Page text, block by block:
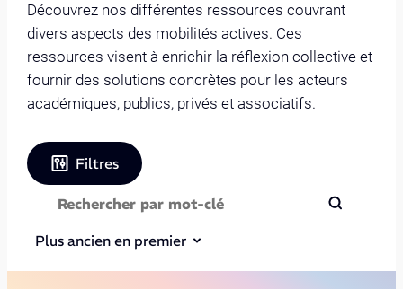
Découvrez nos différentes ressources couvrant
divers aspects des mobilités actives. Ces
ressources visent à enrichir la réflexion collective et
fournir des solutions concrètes pour les acteurs
académiques, publics, privés et associatifs.
Filtres
Plus ancien en premier